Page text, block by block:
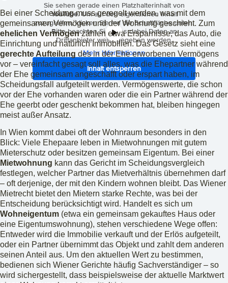
Sie sehen gerade einen Platzhalterinhalt von
YouTube. Um auf den eigentlichen Inhalt
zuzugreifen, klicken Sie auf die Schaltfläche unten.
Bitte beachten Sie, dass dabei Daten an
Drittanbieter weitergegeben werden.
Mehr Informationen
Inhalt entsperren
Bei einer Scheidung muss geregelt werden, was mit dem
gemeinsamen Vermögen und der Wohnung geschieht. Zum
ehelichen Vermögenzählen etwa Ersparnisse, das Auto, die
Einrichtung und natürlich Immobilien. Das Gesetz sieht eine
gerechte Aufteilung des in der Ehe erworbenen Vermögens
vor – vereinfacht gesagt soll alles, was die Ehepartner während
der Ehe gemeinsam angeschafft oder erspart haben, im
Scheidungsfall aufgeteilt werden. Vermögenswerte, die schon
vor der Ehe vorhanden waren oder die ein Partner während der
Ehe geerbt oder geschenkt bekommen hat, bleiben hingegen
meist außer Ansatz.
In Wien kommt dabei oft der Wohnraum besonders in den
Blick: Viele Ehepaare leben in Mietwohnungen mit gutem
Mieterschutz oder besitzen gemeinsam Eigentum. Bei einer
Mietwohnung kann das Gericht im Scheidungsvergleich
festlegen, welcher Partner das Mietverhältnis übernehmen darf
– oft derjenige, der mit den Kindern wohnen bleibt. Das Wiener
Mietrecht bietet den Mietern starke Rechte, was bei der
Entscheidung berücksichtigt wird. Handelt es sich um
Wohneigentum (etwa ein gemeinsam gekauftes Haus oder
eine Eigentumswohnung), stehen verschiedene Wege offen:
Entweder wird die Immobilie verkauft und der Erlös aufgeteilt,
oder ein Partner übernimmt das Objekt und zahlt dem anderen
seinen Anteil aus. Um den aktuellen Wert zu bestimmen,
bedienen sich Wiener Gerichte häufig Sachverständiger – so
wird sichergestellt, dass beispielsweise der aktuelle Marktwert